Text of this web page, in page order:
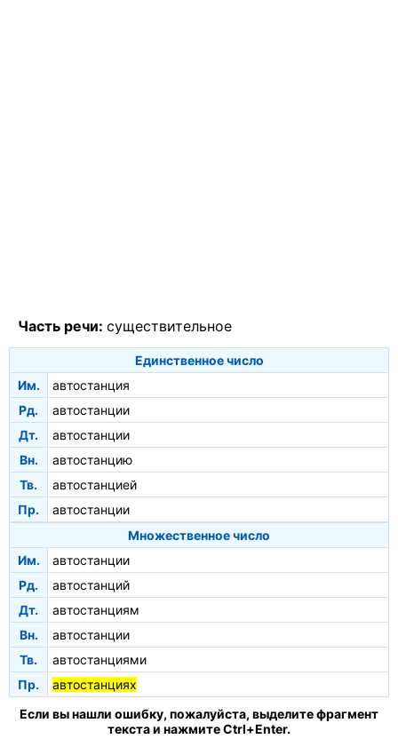
Часть речи: существительное
Единственное число
Им.
автостанция
Рд.
автостанции
Дт.
автостанции
Вн.
автостанцию
Тв.
автостанцией
Пр.
автостанции
Множественное число
Им.
автостанции
Рд.
автостанций
Дт.
автостанциям
Вн.
автостанции
Тв.
автостанциями
Пр.
автостанциях
Если вы нашли ошибку, пожалуйста, выделите фрагмент
текста и нажмите Ctrl+Enter.